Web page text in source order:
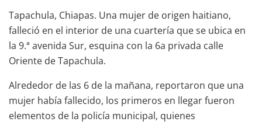
Tapachula, Chiapas. Una mujer de origen haitiano,
falleció en el interior de una cuartería que se ubica en
la 9.ª avenida Sur, esquina con la 6a privada calle
Oriente de Tapachula.
Alrededor de las 6 de la mañana, reportaron que una
mujer había fallecido, los primeros en llegar fueron
elementos de la policía municipal, quienes